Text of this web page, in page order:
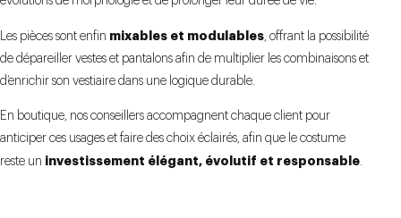
Les pièces sont enfin mixables et modulables, offrant la possibilité
de dépareiller vestes et pantalons afin de multiplier les combinaisons et
d’enrichir son vestiaire dans une logique durable.
En boutique, nos conseillers accompagnent chaque client pour
anticiper ces usages et faire des choix éclairés, afin que le costume
reste un investissement élégant, évolutif et responsable.